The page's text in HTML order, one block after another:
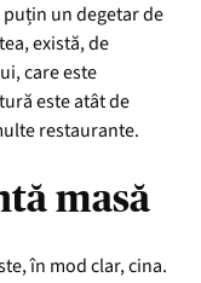
un degetar de
există, de
care este
este atât de
restaurante.
masă
în mod clar, cina.